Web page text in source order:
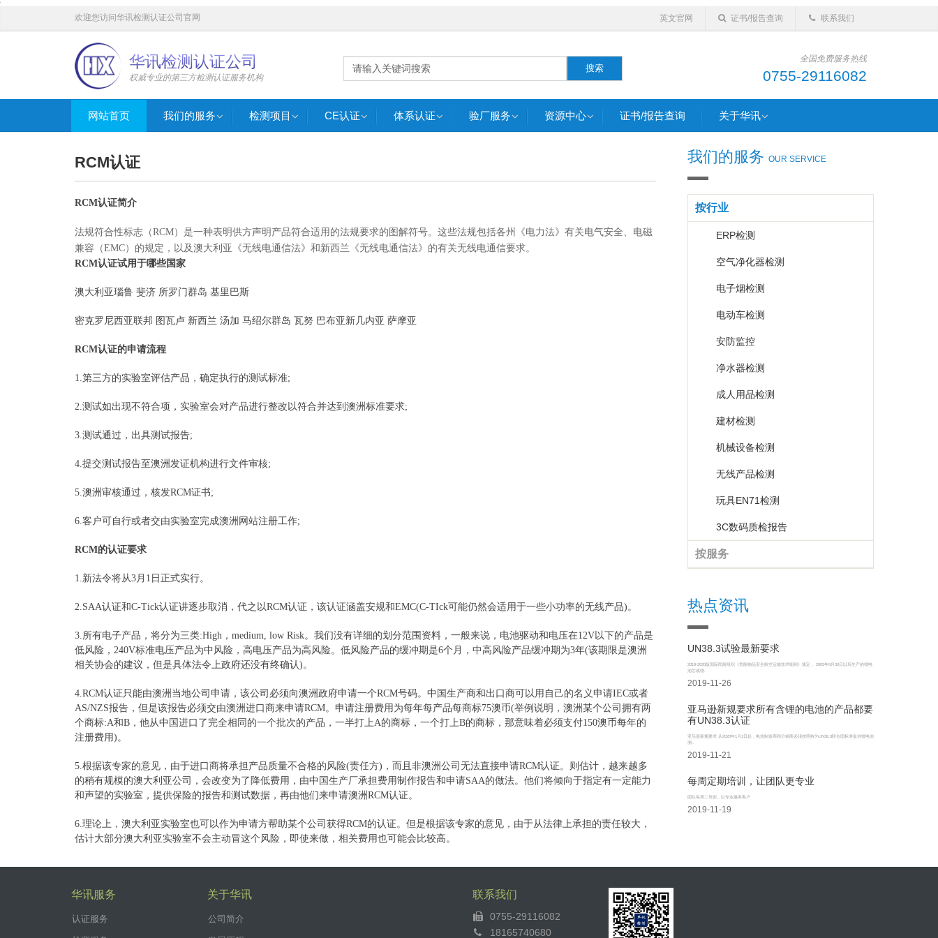
'
欢迎您访问华讯检测认证公司官网 英文官网 证书/报告查询 联系我们
华讯检测认证公司
权威专业的第三方检测认证服务机构
搜索
全国免费服务热线
0755-29116082
网站首页 我们的服务 检测项目 CE认证 体系认证 验厂服务 资源中心 证书/报告查询 关于华讯
RCM认证
RCM认证简介
法规符合性标志（RCM）是一种表明供方声明产品符合适用的法规要求的图解符号。这些法规包括各州《电力法》有关电气安全、电磁
兼容（EMC）的规定，以及澳大利亚《无线电通信法》和新西兰《无线电通信法》的有关无线电通信要求。
RCM认证试用于哪些国家
澳大利亚瑙鲁 斐济 所罗门群岛 基里巴斯
密克罗尼西亚联邦 图瓦卢 新西兰 汤加 马绍尔群岛 瓦努 巴布亚新几内亚 萨摩亚
RCM认证的申请流程
1.第三方的实验室评估产品，确定执行的测试标准;
2.测试如出现不符合项，实验室会对产品进行整改以符合并达到澳洲标准要求;
3.测试通过，出具测试报告;
4.提交测试报告至澳洲发证机构进行文件审核;
5.澳洲审核通过，核发RCM证书;
6.客户可自行或者交由实验室完成澳洲网站注册工作;
RCM的认证要求
1.新法令将从3月1日正式实行。
2.SAA认证和C-Tick认证讲逐步取消，代之以RCM认证，该认证涵盖安规和EMC(C-TIck可能仍然会适用于一些小功率的无线产品)。
3.所有电子产品，将分为三类:High，medium, low Risk。我们没有详细的划分范围资料，一般来说，电池驱动和电压在12V以下的产品是
低风险，240V标准电压产品为中风险，高电压产品为高风险。低风险产品的缓冲期是6个月，中高风险产品缓冲期为3年(该期限是澳洲
相关协会的建议，但是具体法令上政府还没有终确认)。
4.RCM认证只能由澳洲当地公司申请，该公司必须向澳洲政府申请一个RCM号码。中国生产商和出口商可以用自己的名义申请IEC或者
AS/NZS报告，但是该报告必须交由澳洲进口商来申请RCM。申请注册费用为每年每产品每商标75澳币(举例说明，澳洲某个公司拥有两
个商标:A和B，他从中国进口了完全相同的一个批次的产品，一半打上A的商标，一个打上B的商标，那意味着必须支付150澳币每年的
注册费用)。
5.根据该专家的意见，由于进口商将承担产品质量不合格的风险(责任方)，而且非澳洲公司无法直接申请RCM认证。则估计，越来越多
的稍有规模的澳大利亚公司，会改变为了降低费用，由中国生产厂承担费用制作报告和申请SAA的做法。他们将倾向于指定有一定能力
和声望的实验室，提供保险的报告和测试数据，再由他们来申请澳洲RCM认证。
6.理论上，澳大利亚实验室也可以作为申请方帮助某个公司获得RCM的认证。但是根据该专家的意见，由于从法律上承担的责任较大，
估计大部分澳大利亚实验室不会主动冒这个风险，即使来做，相关费用也可能会比较高。
我们的服务 OUR SERVICE
按行业
ERP检测
空气净化器检测
电子烟检测
电动车检测
安防监控
净水器检测
成人用品检测
建材检测
机械设备检测
无线产品检测
玩具EN71检测
3C数码质检报告
按服务
热点资讯
UN38.3试验最新要求
2019-2020版国际民航组织《危险物品安全航空运输技术细则》规定， 2003年6月30日以后生产的锂电
池芯或锂..
2019-11-26
亚马逊新规要求所有含锂的电池的产品都要
有UN38.3认证
亚马逊新规要求 从2020年1月1日起，电池制造商和分销商必须按照称为UN38.3联合国标准提供锂电池
测..
2019-11-21
每周定期培训，让团队更专业
团队每周二培训，以专业服务客户
2019-11-19
华讯服务
认证服务
关于华讯
公司简介
联系我们
0755-29116082
18165740680